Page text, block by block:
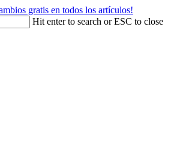
gratis en todos los artículos!
Hit enter to search or ESC to close